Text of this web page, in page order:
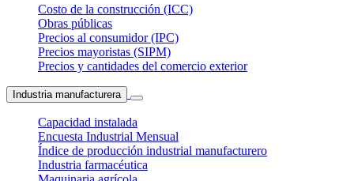
Costo de la construcción (ICC)
Obras públicas
Precios al consumidor (IPC)
Precios mayoristas (SIPM)
Precios y cantidades del comercio exterior
Industria manufacturera
Capacidad instalada
Encuesta Industrial Mensual
Índice de producción industrial manufacturero
Industria farmacéutica